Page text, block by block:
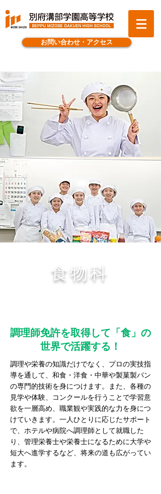
お問い合わせ・アクセス
食物科
調理師免許を取得して「食」の
世界で活躍する！
調理や栄養の知識だけでなく、プロの実技指
導を通して、和食・洋食・中華や製菓製パン
の専門的技術を身につけます。また、各種の
見学や体験、コンクールを行うことで学習意
欲を一層高め、職業観や実践的な力を身につ
けていきます。一人ひとりに応じたサポート
で、ホテルや病院へ調理師として就職した
り、管理栄養士や栄養士になるために大学や
短大へ進学するなど、将来の道も広がってい
ます。